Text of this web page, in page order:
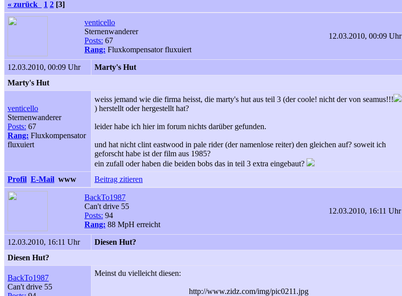
« zurück
1 2 [3]
venticello
Sternenwanderer
Posts: 67
Rang: Fluxkompensator fluxuiert
12.03.2010, 00:09 Uhr
12.03.2010, 00:09 Uhr
Marty's Hut
Marty's Hut
venticello
Sternenwanderer
Posts: 67
Rang: Fluxkompensator
fluxuiert
weiss jemand wie die firma heisst, die marty's hut aus teil 3 (der coole! nicht der von seamus!!!
) herstellt oder hergestellt hat?
leider habe ich hier im forum nichts darüber gefunden.
und hat nicht clint eastwood in pale rider (der namenlose reiter) den gleichen auf? soweit ich
geforscht habe ist der film aus 1985?
ein zufall oder haben die beiden bobs das in teil 3 extra eingebaut?
Profil E-Mail www Beitrag zitieren
BackTo1987
Can't drive 55
Posts: 94
Rang: 88 MpH erreicht
12.03.2010, 16:11 Uhr
12.03.2010, 16:11 Uhr
Diesen Hut?
Diesen Hut?
BackTo1987
Can't drive 55
Meinst du vielleicht diesen:
http://www.zidz.com/img/pic0211.jpg